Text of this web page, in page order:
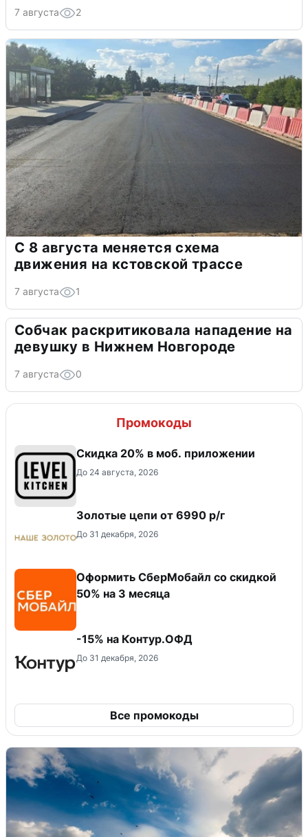
7 августа 2
С 8 августа меняется схема
движения на кстовской трассе
7 августа 1
Собчак раскритиковала нападение на
девушку в Нижнем Новгороде
7 августа 0
Промокоды
Скидка 20% в моб. приложении
До 24 августа, 2026
Золотые цепи от 6990 р/г
До 31 декабря, 2026
Оформить СберМобайл со скидкой
50% на 3 месяца
-15% на Контур.ОФД
До 31 декабря, 2026
Все промокоды